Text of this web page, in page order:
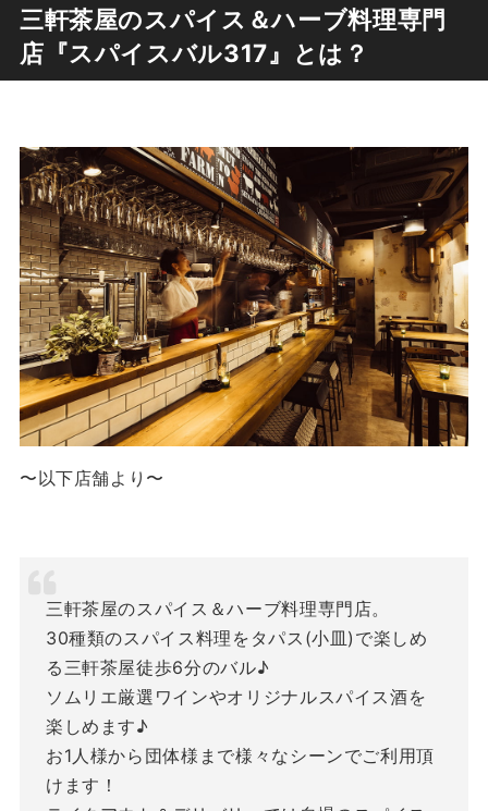
三軒茶屋のスパイス＆ハーブ料理専門
店『スパイスバル317』とは？
〜以下店舗より〜
三軒茶屋のスパイス＆ハーブ料理専門店。
30種類のスパイス料理をタパス(小皿)で楽しめ
る三軒茶屋徒歩6分のバル♪
ソムリエ厳選ワインやオリジナルスパイス酒を
楽しめます♪
お1人様から団体様まで様々なシーンでご利用頂
けます！